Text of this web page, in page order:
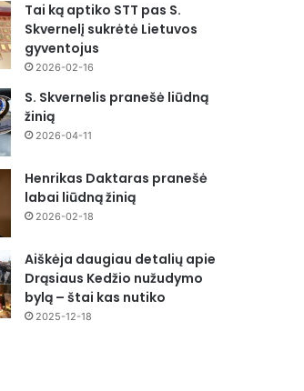
Tai ką aptiko STT pas S.
Skvernelį sukrėtė Lietuvos
gyventojus
2026-02-16
S. Skvernelis pranešė liūdną
žinią
2026-04-11
Henrikas Daktaras pranešė
labai liūdną žinią
2026-02-18
Aiškėja daugiau detalių apie
Drąsiaus Kedžio nužudymo
bylą – štai kas nutiko
2025-12-18